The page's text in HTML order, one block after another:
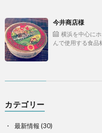
今井商店様
横浜を中心に
んで使用する食品
カテゴリー
最新情報 (30)